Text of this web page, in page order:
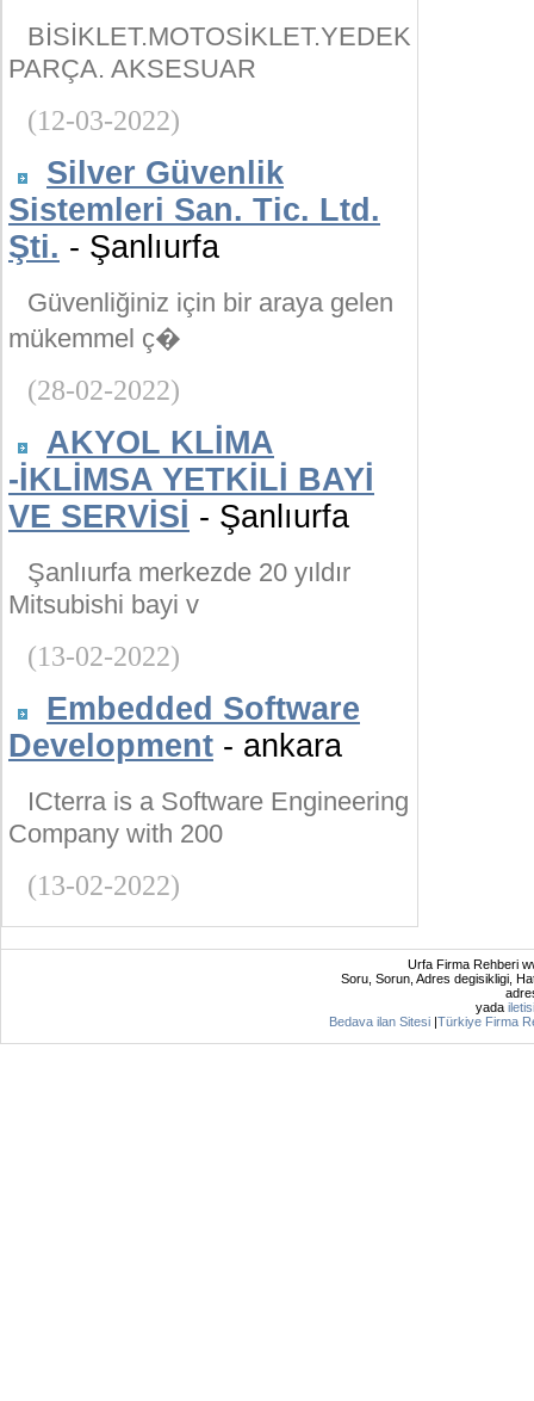
BİSİKLET.MOTOSİKLET.YEDEK
PARÇA. AKSESUAR
(12-03-2022)
Silver Güvenlik
Sistemleri San. Tic. Ltd.
Şti. - Şanlıurfa
Güvenliğiniz için bir araya gelen
mükemmel ç�
(28-02-2022)
AKYOL KLİMA
-İKLİMSA YETKİLİ BAYİ
VE SERVİSİ - Şanlıurfa
Şanlıurfa merkezde 20 yıldır
Mitsubishi bayi v
(13-02-2022)
Embedded Software
Development - ankara
ICterra is a Software Engineering
Company with 200
(13-02-2022)
Urfa Firma Rehberi
Soru, Sorun, Adres degisikligi,
yada
Bedava ilan Sitesi |Türkiye Firma